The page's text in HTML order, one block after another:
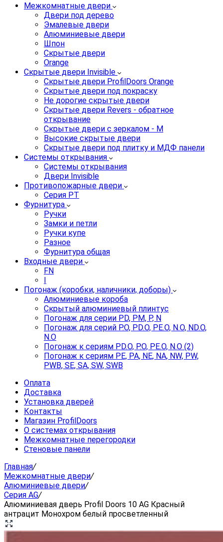
Межкомнатные двери
Двери под дерево
Эмалевые двери
Алюминиевые двери
Шпон
Скрытые двери
Orange
Скрытые двери Invisible
Скрытые двери ProfilDoors Orange
Скрытые двери под покраску
Не дорогие скрытые двери
Скрытые двери Revers - обратное
открывание
Скрытые двери с зеркалом - M
Высокие скрытые двери
Скрытые двери под плитку и МДФ панели
Системы открывания
Системы открывания
Двери Invisible
Противопожарные двери
Серия PT
Фурнитура
Ручки
Замки и петли
Ручки купе
Разное
Фурнитура общая
Входные двери
FN
I
Погонаж (коробки, наличники, доборы)
Алюминиевые короба
Скрытый алюминиевый плинтус
Погонаж для серии PD, PM, P, N
Погонаж для серий P.O, PD.O, PE.O, N.O, ND.O,
N.O
Погонаж к сериям PD.O, P.O, PE.O, N.O (2)
Погонаж к сериям PE, PA, NE, NA, NW, PW,
PWB, SE, SA, SW, SWB
Оплата
Доставка
Установка дверей
Контакты
Магазин ProfilDoors
О системах открывания
Межкомнатные перегородки
Стеновые панели
Главная/
Межкомнатные двери/
Алюминиевые двери/
Серия AG/
Алюминиевая дверь Profil Doors 10 AG Красный
антрацит Монохром белый просветленный